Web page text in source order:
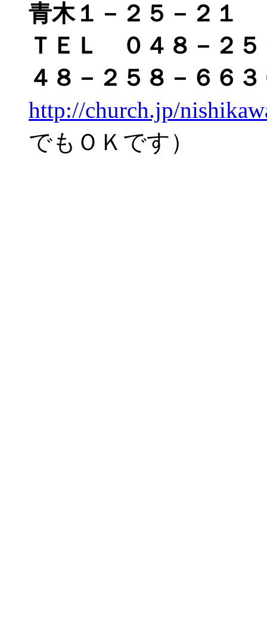
青木１－２５－２１
ＴＥＬ ０４８－２
４８－２５８－６６３
http://church.jp/
でもＯＫです）